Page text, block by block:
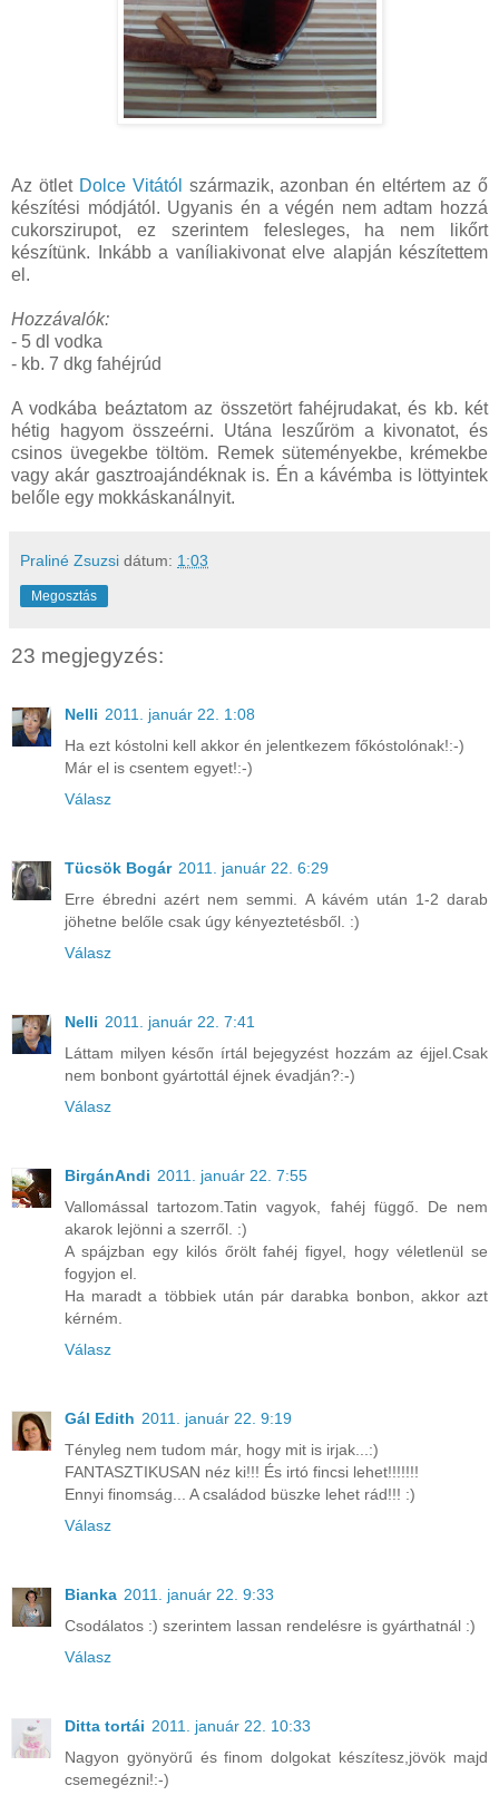
Az ötlet Dolce Vitától származik, azonban én eltértem az ő
készítési módjától. Ugyanis én a végén nem adtam hozzá
cukorszirupot, ez szerintem felesleges, ha nem likőrt
készítünk. Inkább a vaníliakivonat elve alapján készítettem
el.
Hozzávalók:
- 5 dl vodka
- kb. 7 dkg fahéjrúd
A vodkába beáztatom az összetört fahéjrudakat, és kb. két
hétig hagyom összeérni. Utána leszűröm a kivonatot, és
csinos üvegekbe töltöm. Remek süteményekbe, krémekbe
vagy akár gasztroajándéknak is. Én a kávémba is löttyintek
belőle egy mokkáskanálnyit.
Praliné Zsuzsi dátum: 1:03
Megosztás
23 megjegyzés:
Nelli 2011. január 22. 1:08
Ha ezt kóstolni kell akkor én jelentkezem főkóstolónak!:-)
Már el is csentem egyet!:-)
Válasz
Tücsök Bogár 2011. január 22. 6:29
Erre ébredni azért nem semmi. A kávém után 1-2 darab
jöhetne belőle csak úgy kényeztetésből. :)
Válasz
Nelli 2011. január 22. 7:41
Láttam milyen későn írtál bejegyzést hozzám az éjjel.Csak
nem bonbont gyártottál éjnek évadján?:-)
Válasz
BirgánAndi 2011. január 22. 7:55
Vallomással tartozom.Tatin vagyok, fahéj függő. De nem
akarok lejönni a szerről. :)
A spájzban egy kilós őrölt fahéj figyel, hogy véletlenül se
fogyjon el.
Ha maradt a többiek után pár darabka bonbon, akkor azt
kérném.
Válasz
Gál Edith 2011. január 22. 9:19
Tényleg nem tudom már, hogy mit is irjak...:)
FANTASZTIKUSAN néz ki!!! És irtó fincsi lehet!!!!!!!
Ennyi finomság... A családod büszke lehet rád!!! :)
Válasz
Bianka 2011. január 22. 9:33
Csodálatos :) szerintem lassan rendelésre is gyárthatnál :)
Válasz
Ditta tortái 2011. január 22. 10:33
Nagyon gyönyörű és finom dolgokat készítesz,jövök majd
csemegézni!:-)